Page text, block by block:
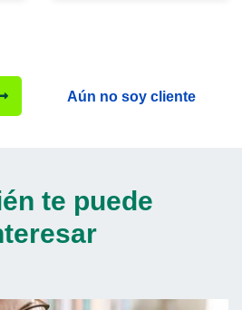
Aún no soy cliente
te puede